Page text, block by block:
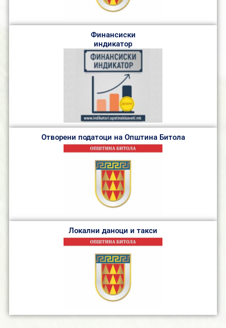
Финансиски
индикатор
Отворени податоци на Општина Битола
Локални даноци и такси